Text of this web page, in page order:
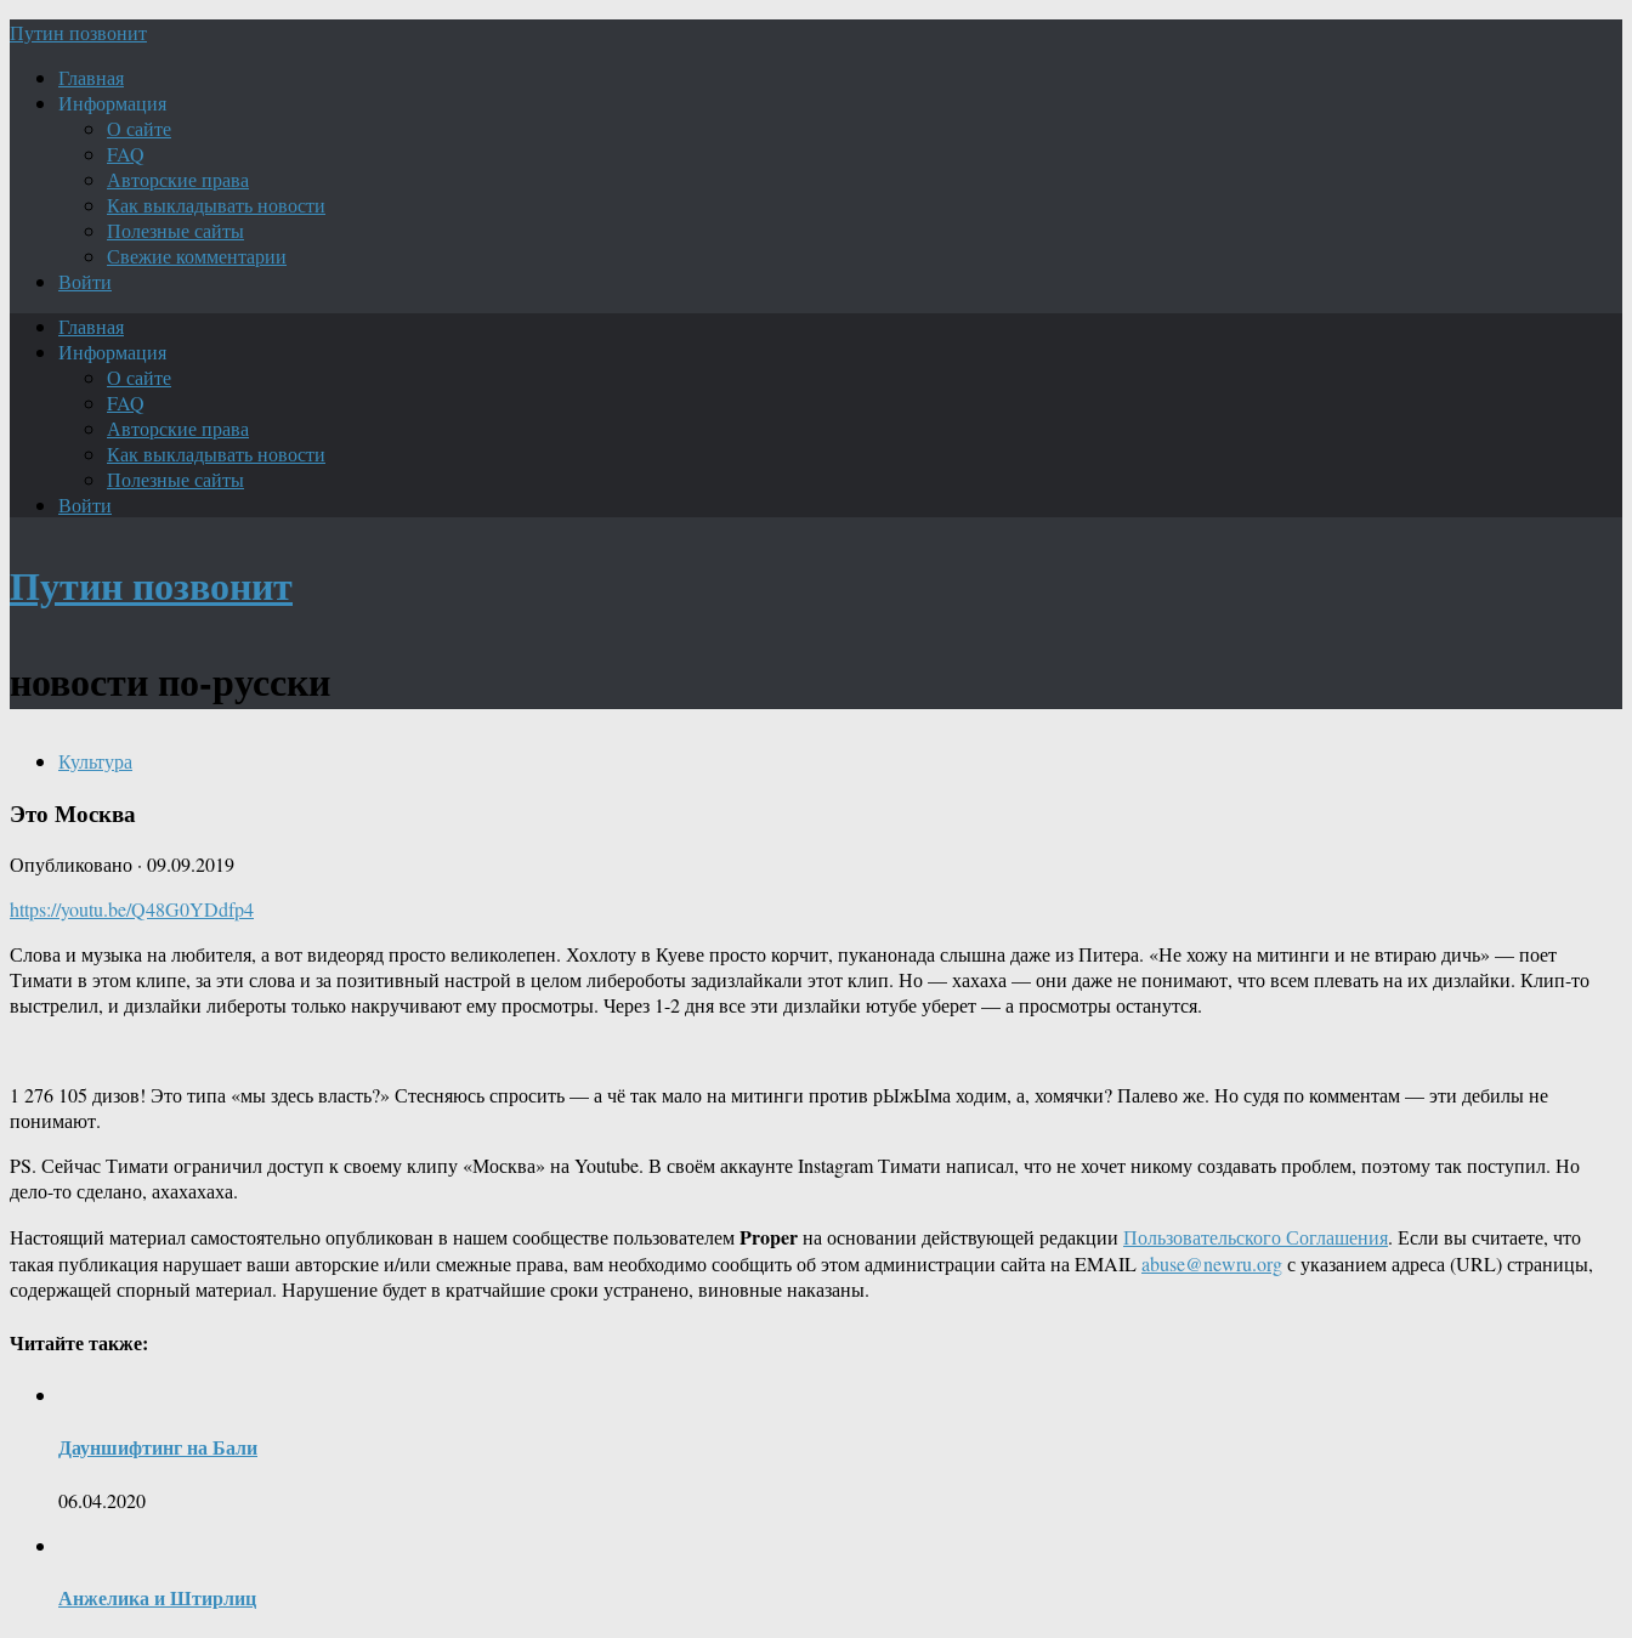
Путин позвонит
Главная
Информация
О сайте
FAQ
Авторские права
Как выкладывать новости
Полезные сайты
Свежие комментарии
Войти
Главная
Информация
О сайте
FAQ
Авторские права
Как выкладывать новости
Полезные сайты
Войти
Путин позвонит
новости по-русски
Культура
Это Москва
Опубликовано · 09.09.2019
https://youtu.be/Q48G0YDdfp4
Слова и музыка на любителя, а вот видеоряд просто великолепен. Хохлоту в Куеве просто корчит, пуканонада слышна даже из Питера. «Не хожу на митинги и не втираю дичь» — поет
Тимати в этом клипе, за эти слова и за позитивный настрой в целом либероботы задизлайкали этот клип. Но — хахаха — они даже не понимают, что всем плевать на их дизлайки. Клип-то
выстрелил, и дизлайки либероты только накручивают ему просмотры. Через 1-2 дня все эти дизлайки ютубе уберет — а просмотры останутся.
1 276 105 дизов! Это типа «мы здесь власть?» Стесняюсь спросить — а чё так мало на митинги против рЫжЫма ходим, а, хомячки? Палево же. Но судя по комментам — эти дебилы не
понимают.
PS. Сейчас Тимати ограничил доступ к своему клипу «Москва» на Youtube. В своём аккаунте Instagram Тимати написал, что не хочет никому создавать проблем, поэтому так поступил. Но
дело-то сделано, ахахахаха.
Настоящий материал самостоятельно опубликован в нашем сообществе пользователемProperна основании действующей редакции Пользовательского Соглашения. Если вы считаете, что
такая публикация нарушает ваши авторские и/или смежные права, вам необходимо сообщить об этом администрации сайта на EMAILabuse@newru.orgс указанием адреса (URL) страницы,
содержащей спорный материал. Нарушение будет в кратчайшие сроки устранено, виновные наказаны.
Читайте также:
Дауншифтинг на Бали
06.04.2020
Анжелика и Штирлиц